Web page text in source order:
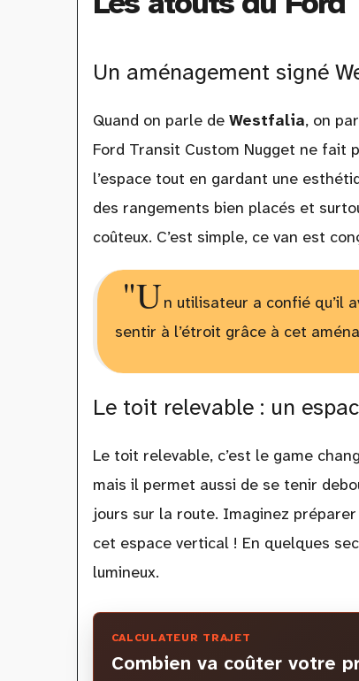
Un aménagement signé
Quand on parle de Westfalia, on
Ford Transit Custom Nugget ne fait
l’espace tout en gardant une
des rangements bien placés et
coûteux. C’est simple, ce van est
"Un utilisateur a confié qu’il
sentir à l’étroit grâce à cet
Le toit relevable : un
Le toit relevable, c’est le game
mais il permet aussi de se tenir
jours sur la route. Imaginez
cet espace vertical ! En quelques
lumineux.
CALCULATEUR TRAJET
Combien va coûter votre